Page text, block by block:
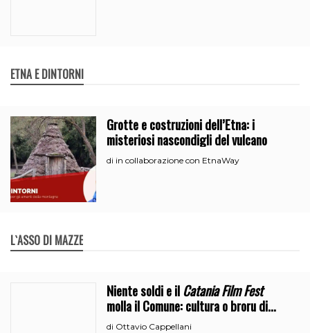
ETNA E DINTORNI
Grotte e costruzioni dell’Etna: i
misteriosi nascondigli del vulcano
di in collaborazione con EtnaWay
L`ASSO DI MAZZE
Niente soldi e ilCatania Film Fest
molla il Comune: cultura o broru di
ciciri?
di Ottavio Cappellani